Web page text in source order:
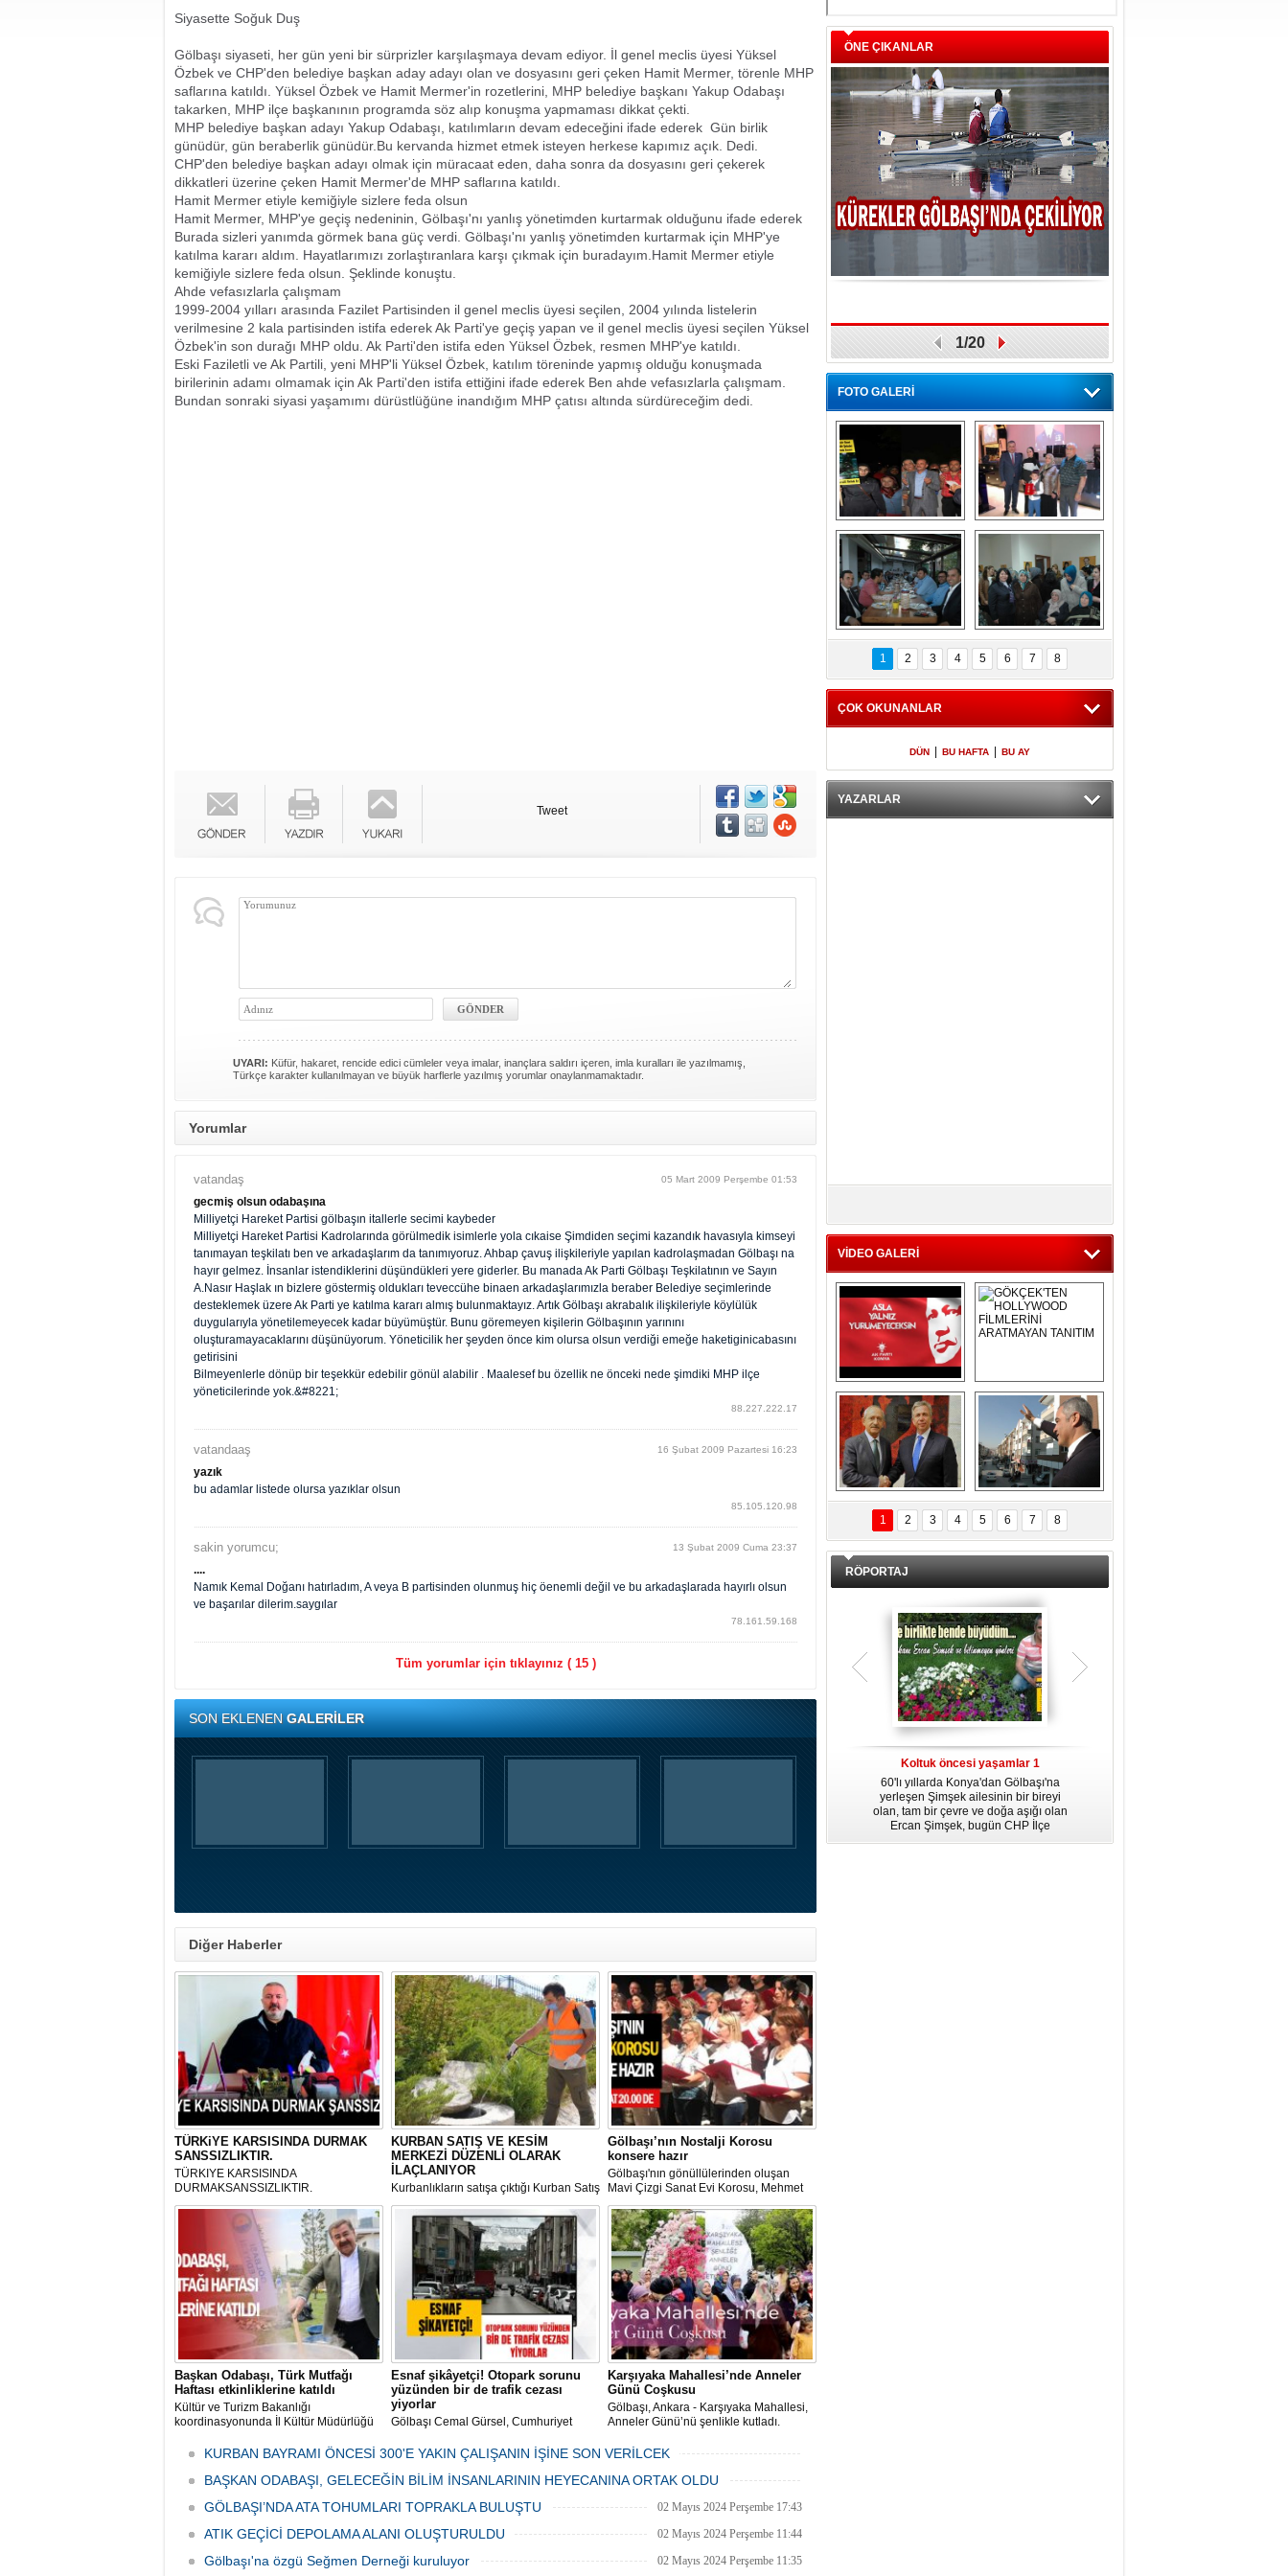
Siyasette Soğuk Duş
Gölbaşı siyaseti, her gün yeni bir sürprizler karşılaşmaya devam ediyor. İl genel meclis üyesi Yüksel
Özbek ve CHP'den belediye başkan aday adayı olan ve dosyasını geri çeken Hamit Mermer, törenle MHP
saflarına katıldı. Yüksel Özbek ve Hamit Mermer'in rozetlerini, MHP belediye başkanı Yakup Odabaşı
takarken, MHP ilçe başkanının programda söz alıp konuşma yapmaması dikkat çekti.
MHP belediye başkan adayı Yakup Odabaşı, katılımların devam edeceğini ifade ederek  Gün birlik
günüdür, gün beraberlik günüdür.Bu kervanda hizmet etmek isteyen herkese kapımız açık. Dedi.
CHP'den belediye başkan adayı olmak için müracaat eden, daha sonra da dosyasını geri çekerek
dikkatleri üzerine çeken Hamit Mermer'de MHP saflarına katıldı.
Hamit Mermer etiyle kemiğiyle sizlere feda olsun
Hamit Mermer, MHP'ye geçiş nedeninin, Gölbaşı'nı yanlış yönetimden kurtarmak olduğunu ifade ederek
Burada sizleri yanımda görmek bana güç verdi. Gölbaşı'nı yanlış yönetimden kurtarmak için MHP'ye
katılma kararı aldım. Hayatlarımızı zorlaştıranlara karşı çıkmak için buradayım.Hamit Mermer etiyle
kemiğiyle sizlere feda olsun. Şeklinde konuştu.
Ahde vefasızlarla çalışmam
1999-2004 yılları arasında Fazilet Partisinden il genel meclis üyesi seçilen, 2004 yılında listelerin
verilmesine 2 kala partisinden istifa ederek Ak Parti'ye geçiş yapan ve il genel meclis üyesi seçilen Yüksel
Özbek'in son durağı MHP oldu. Ak Parti'den istifa eden Yüksel Özbek, resmen MHP'ye katıldı.
Eski Faziletli ve Ak Partili, yeni MHP'li Yüksel Özbek, katılım töreninde yapmış olduğu konuşmada
birilerinin adamı olmamak için Ak Parti'den istifa ettiğini ifade ederek Ben ahde vefasızlarla çalışmam.
Bundan sonraki siyasi yaşamımı dürüstlüğüne inandığım MHP çatısı altında sürdüreceğim dedi.
Tweet
UYARI: Küfür, hakaret, rencide edici cümleler veya imalar, inançlara saldırı içeren, imla kuralları ile yazılmamış,
Türkçe karakter kullanılmayan ve büyük harflerle yazılmış yorumlar onaylanmamaktadır.
Yorumlar
vatandaş 05 Mart 2009 Perşembe 01:53
gecmiş olsun odabaşına
Milliyetçi Hareket Partisi gölbaşın itallerle secimi kaybeder
Milliyetçi Hareket Partisi Kadrolarında görülmedik isimlerle yola cıkaise Şimdiden seçimi kazandık havasıyla kimseyi
tanımayan teşkilatı ben ve arkadaşlarım da tanımıyoruz. Ahbap çavuş ilişkileriyle yapılan kadrolaşmadan Gölbaşı na
hayır gelmez. İnsanlar istendiklerini düşündükleri yere giderler. Bu manada Ak Parti Gölbaşı Teşkilatının ve Sayın
A.Nasır Haşlak ın bizlere göstermiş oldukları teveccühe binaen arkadaşlarımızla beraber Belediye seçimlerinde
desteklemek üzere Ak Parti ye katılma kararı almış bulunmaktayız. Artık Gölbaşı akrabalık ilişkileriyle köylülük
duygularıyla yönetilemeyecek kadar büyümüştür. Bunu göremeyen kişilerin Gölbaşının yarınını
oluşturamayacaklarını düşünüyorum. Yöneticilik her şeyden önce kim olursa olsun verdiği emeğe haketiginicabasını
getirisini
Bilmeyenlerle dönüp bir teşekkür edebilir gönül alabilir . Maalesef bu özellik ne önceki nede şimdiki MHP ilçe
yöneticilerinde yok.&#8221;
88.227.222.17
vatandaaş 16 Şubat 2009 Pazartesi 16:23
yazık
bu adamlar listede olursa yazıklar olsun
85.105.120.98
sakin yorumcu; 13 Şubat 2009 Cuma 23:37
....
Namık Kemal Doğanı hatırladım, A veya B partisinden olunmuş hiç öenemli değil ve bu arkadaşlarada hayırlı olsun
ve başarılar dilerim.saygılar
78.161.59.168
Tüm yorumlar için tıklayınız ( 15 )
SON EKLENENGALERİLER
Diğer Haberler
TÜRKiYE KARSISINDA DURMAK
SANSSIZLIKTIR.
TÜRKIYE KARSISINDA
DURMAKSANSSIZLIKTIR.
KURBAN SATIŞ VE KESİM
MERKEZİ DÜZENLİ OLARAK
İLAÇLANIYOR
Kurbanlıkların satışa çıktığı Kurban Satış
ve Kesim Merkezi, haşere ve
mikropların önüne geçilmesi amacıyla
her gün Gölbaşı Belediyesi ekipleri
tarafından düzenli olarak ilaçlanıyor.
Gölbaşı’nın Nostalji Korosu
konsere hazır
Gölbaşı'nın gönüllülerinden oluşan
Mavi Çizgi Sanat Evi Korosu, Mehmet
Akif Ersoy Kültür Merkezi’nde vereceği
konsere hızır.
Başkan Odabaşı, Türk Mutfağı
Haftası etkinliklerine katıldı
Kültür ve Turizm Bakanlığı
koordinasyonunda İl Kültür Müdürlüğü
Haftası" etkinlikleri Ankara'da devam
Esnaf şikâyetçi! Otopark sorunu
yüzünden bir de trafik cezası
yiyorlar
Gölbaşı Cemal Gürsel, Cumhuriyet
bulunan esnaf ve alışverişe gelen
vatandaşlar park cezaları yüzünden
canından bezdi.
Karşıyaka Mahallesi’nde Anneler
Günü Coşkusu
Gölbaşı, Ankara - Karşıyaka Mahallesi,
Anneler Günü’nü şenlikle kutladı.
öncülüğünde düzenlenen 1. Karşıyaka
KURBAN BAYRAMI ÖNCESİ 300'E YAKIN ÇALIŞANIN İŞİNE SON VERİLCEK
06 Mayıs 2024 Pazartesi 15:47
BAŞKAN ODABAŞI, GELECEĞİN BİLİM İNSANLARININ HEYECANINA ORTAK OLDU
06 Mayıs 2024 Pazartesi 15:31
GÖLBAŞI’NDA ATA TOHUMLARI TOPRAKLA BULUŞTU 02 Mayıs 2024 Perşembe 17:43
ATIK GEÇİCİ DEPOLAMA ALANI OLUŞTURULDU 02 Mayıs 2024 Perşembe 11:44
Gölbaşı'na özgü Seğmen Derneği kuruluyor 02 Mayıs 2024 Perşembe 11:35
ÖNE ÇIKANLAR
1/20
FOTO GALERİ
Gölbaşı GAZZE
İÇİN YÜRÜDÜ
Kaymakamlıktan
iftar yemeği
Kaymakamlıktan
iftar yemeği
NERGÜL
YILDIRIM SEÇİM
BÜROSUNU AÇTI
1 2 3 4 5 6 7 8
ÇOK OKUNANLAR
DÜN BU HAFTA BU AY
YAZARLAR
VİDEO GALERİ
Asla Yalnız
Yürümeyeceksin
Uzun Adam
GÖKÇEK'TEN
HOLLYWOOD
FİLMLERİNİ
ARATMAYAN
TANITIM
DAL İÇERİ ZÜBÜK!
ERCAN ŞİMŞEK
GÖLBAŞI'NDA
KASIRGA ETKİSİ
YARATTI !
1 2 3 4 5 6 7 8
RÖPORTAJ
Koltuk öncesi yaşamlar 1
60'lı yıllarda Konya'dan Gölbaşı'na
yerleşen Şimşek ailesinin bir bireyi
olan, tam bir çevre ve doğa aşığı olan
Ercan Şimşek, bugün CHP İlçe
Başkanlığı yaptığı Gölbaşı'nda yaşam
Teşrik tekbiri nedir? Ne anlama gelir?